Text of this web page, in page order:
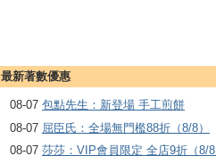
最新著數優惠
08-07 包點先生：新登場 手工煎餅
08-07 屈臣氏：全場無門檻88折（8/8）
08-07 莎莎：VIP會員限定 全店9折（8/8